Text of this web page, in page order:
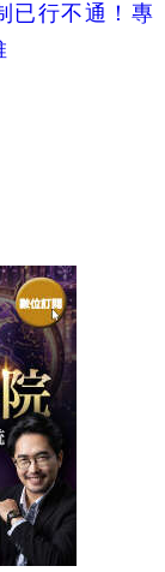
已行不通！專